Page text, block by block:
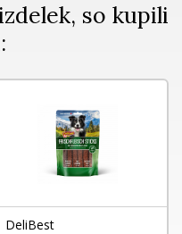
so kupili
DeliBest